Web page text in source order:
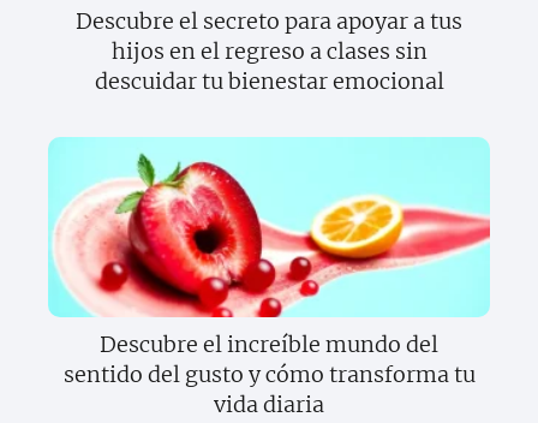
Descubre el secreto para apoyar a tus
hijos en el regreso a clases sin
descuidar tu bienestar emocional
Descubre el increíble mundo del
sentido del gusto y cómo transforma tu
vida diaria